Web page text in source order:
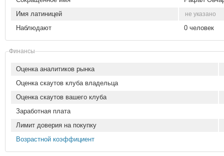
Имя латиницей
не указано
Наблюдают 0 человек
Финансы
Оценка аналитиков рынка
Оценка скаутов клуба владельца
Оценка скаутов вашего клуба
Заработная плата
Лимит доверия на покупку
Возрастной коэффициент